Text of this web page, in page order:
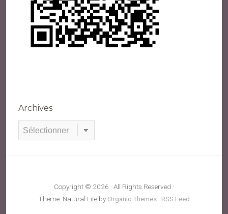
Archives
Archives
Copyright © 2026 · All Rights Reserved ·
Theme: Natural Lite by Organic Themes · RSS Feed